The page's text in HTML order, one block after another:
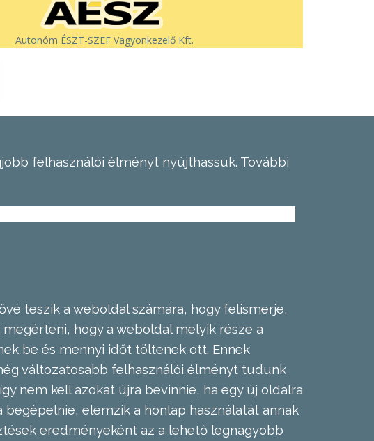
Autonóm ÉSZT-SZEF Vagyonkezelő Kft.
felhasználói élményt nyújthassuk. További
teszik a weboldal számára, hogy felismerje,
hogy a weboldal melyik része a
be és mennyi időt töltenek ott. Ennek
változatosabb felhasználói élményt tudunk
nem kell azokat újra bevinnie, ha egy új oldalra
elemzik a honlap használatát annak
eredményeként az a lehető legnagyobb